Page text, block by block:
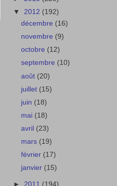
▼ 2012 (192)
décembre (16)
novembre (9)
octobre (12)
septembre (10)
août (20)
juillet (15)
juin (18)
mai (18)
avril (23)
mars (19)
février (17)
janvier (15)
► 2011 (194)